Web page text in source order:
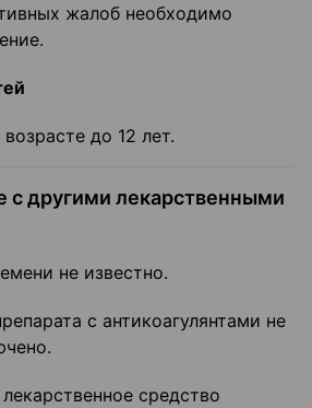
жалоб необходимо
до 12 лет.
с другими лекарственными
не известно.
с антикоагулянтами не
средство